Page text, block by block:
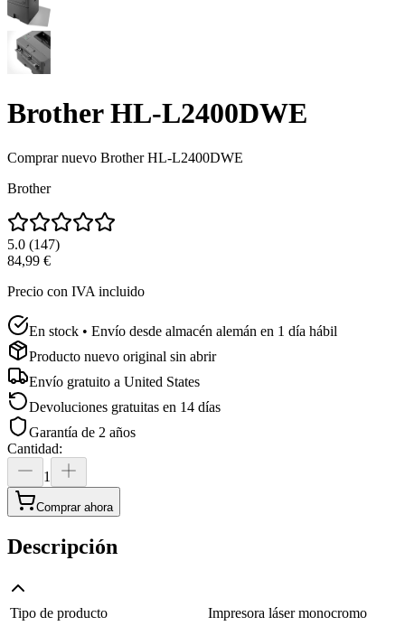
Brother HL-L2400DWE
Comprar nuevo Brother HL-L2400DWE
Brother
5.0 (147)
84,99 €
Precio con IVA incluido
En stock • Envío desde almacén alemán en 1 día hábil
Producto nuevo original sin abrir
Envío gratuito a United States
Devoluciones gratuitas en 14 días
Garantía de 2 años
Cantidad:
1
Comprar ahora
Descripción
Tipo de producto
Impresora láser monocromo